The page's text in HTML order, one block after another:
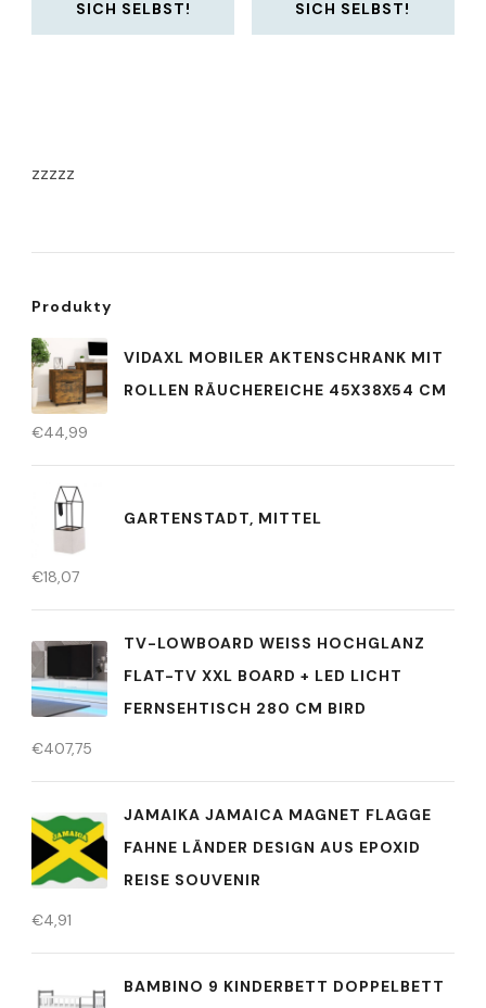
SICH SELBST! SICH SELBST!
zzzzz
Produkty
VIDAXL MOBILER AKTENSCHRANK MIT
ROLLEN RÄUCHEREICHE 45X38X54 CM
€44,99
GARTENSTADT, MITTEL
€18,07
TV-LOWBOARD WEISS HOCHGLANZ F
LAT-TV XXL BOARD + LED LICHT F
ERNSEHTISCH 280 CM BIRD
€407,75
JAMAIKA JAMAICA MAGNET FLAGGE
FAHNE LÄNDER DESIGN AUS EPOXID
REISE SOUVENIR
€4,91
BAMBINO 9 KINDERBETT DOPPELBETT